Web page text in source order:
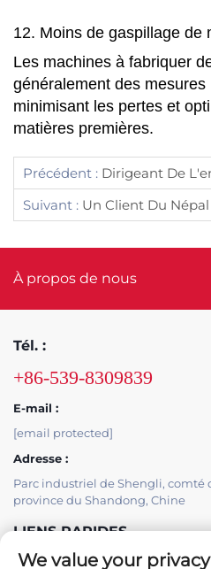
12. Moins de gaspillage de
Les machines à fabriquer
généralement des
minimisant les pertes et
matières premières.
Précédent : Dirigeant De L'entreprise
Suivant : Un Client Du Népal
À propos de nous
Tél. :
+86-539-8309839
E-mail :
[email protected]
Adresse :
Parc industriel de Shengli, comté
province du Shandong, Chine
LIENS RAPIDES
We value your privacy